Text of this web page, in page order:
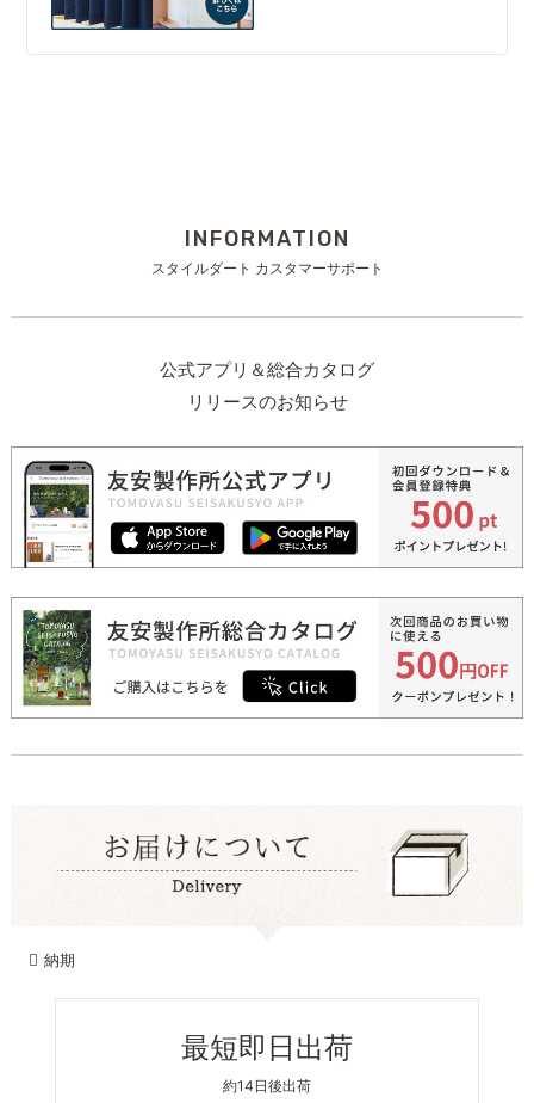
INFORMATION
スタイルダート カスタマーサポート
公式アプリ＆総合カタログ
リリースのお知らせ
納期
最短即日出荷
約14日後出荷